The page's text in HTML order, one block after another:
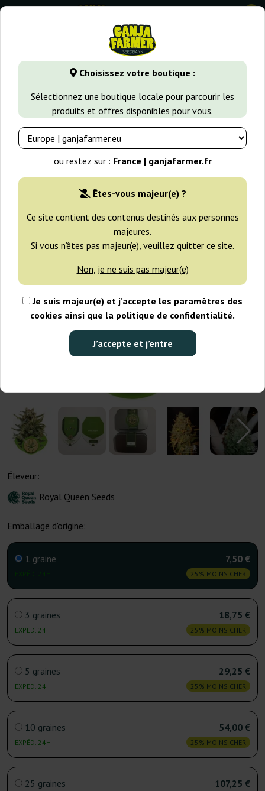
Choisissez votre boutique :
Sélectionnez une boutique locale pour parcourir les
produits et offres disponibles pour vous.
ou restez sur : France | ganjafarmer.fr
Êtes-vous majeur(e) ?
Ce site contient des contenus destinés aux personnes
majeures.
Si vous n’êtes pas majeur(e), veuillez quitter ce site.
Non, je ne suis pas majeur(e)
Je suis majeur(e) et j’accepte les paramètres des
cookies ainsi que la politique de confidentialité.
J’accepte et j’entre
0
GanjaFarmer.fr Variétés de Cannabis White Widow
Queen Seeds
-25%
Éleveur:
Royal Queen Seeds
Emballage d'origine:
1 graine 7,50 €
25% MOINS CHER
3 graines
EXPÉD. 24H
18,75 €
25% MOINS CHER
5 graines
EXPÉD. 24H
29,25 €
25% MOINS CHER
10 graines
EXPÉD. 24H
54,00 €
25% MOINS CHER
25 graines 107,25 €